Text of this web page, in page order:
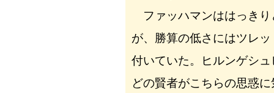
ファッハマンははっきり
が、勝算の低さにはツレ
付いていた。ヒルンゲシ
どの賢者がこちらの思惑